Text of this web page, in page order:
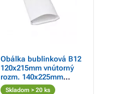
Obálka bublinková B12
120x215mm vnútorný
rozm. 140x225mm
vonkajší rozmer.
Skladom > 20 ks